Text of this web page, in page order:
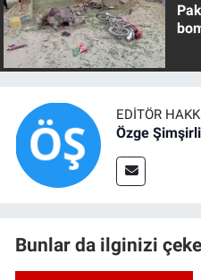
EDITÖR
Özge Şimşirli
Bunlar da ilginizi